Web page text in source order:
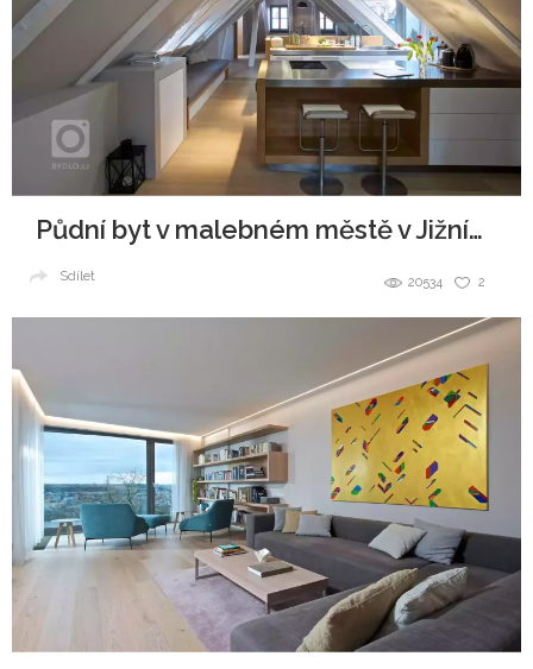
Půdní byt v malebném městě v Jižních Čechách
2
20534
Sdílet